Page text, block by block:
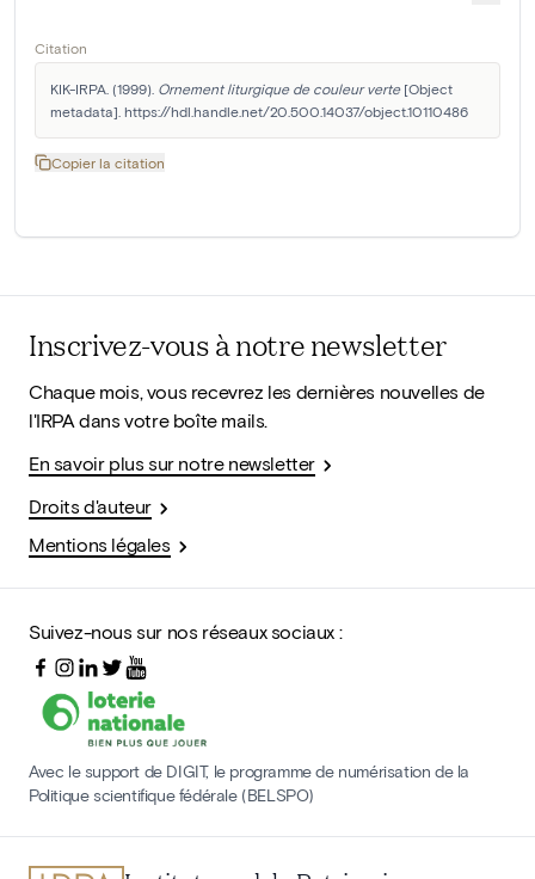
Citation
KIK-IRPA. (1999). Ornement liturgique de couleur verte [Object
metadata]. https://hdl.handle.net/20.500.14037/object.10110486
Copier la citation
Inscrivez-vous à notre newsletter
Chaque mois, vous recevrez les dernières nouvelles de
l'IRPA dans votre boîte mails.
En savoir plus sur notre newsletter
Droits d'auteur
Mentions légales
Suivez-nous sur nos réseaux sociaux :
Avec le support de DIGIT, le programme de numérisation de la
Politique scientifique fédérale (BELSPO)